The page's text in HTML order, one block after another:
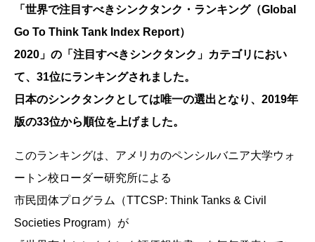
「世界で注目すべきシンクタンク・ランキング（Global
Go To Think Tank Index Report）
2020」の「注目すべきシンクタンク」カテゴリにおい
て、31位にランキングされました。
日本のシンクタンクとしては唯一の選出となり、2019年
版の33位から順位を上げました。
このランキングは、アメリカのペンシルバニア大学ウォ
ートン校ローダー研究所による
市民団体プログラム（TTCSP: Think Tanks & Civil
Societies Program）が